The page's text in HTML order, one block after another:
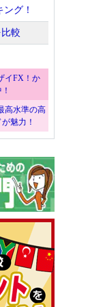
グ！
較
イFX！か
高水準の高
魅力！